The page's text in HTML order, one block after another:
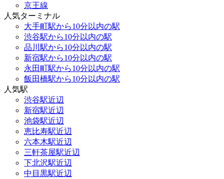
京王線
人気ターミナル
大手町駅から10分以内の駅
渋谷駅から10分以内の駅
品川駅から10分以内の駅
新宿駅から10分以内の駅
永田町駅から10分以内の駅
飯田橋駅から10分以内の駅
人気駅
渋谷駅近辺
新宿駅近辺
池袋駅近辺
恵比寿駅近辺
六本木駅近辺
三軒茶屋駅近辺
下北沢駅近辺
中目黒駅近辺